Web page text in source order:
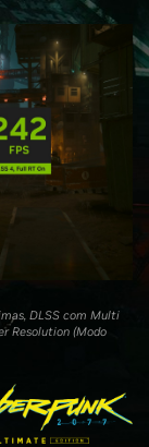
DLSS com Multi
Resolution (Modo